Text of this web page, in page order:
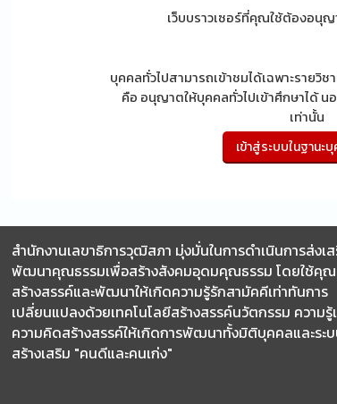
เว็บบราวเซอร์ที่คุณใช้ต้องอนุ
บุคคลทั่วไปสามารถเข้าชมได้เฉพาะรา
คือ อนุญาตให้บุคคลทั่วไปเข้าศึกษาได้
เท่านั้น
สำนักงานเลขาธิการวุฒิสภา มุ่งมั่นในการดำเนินการส่งเ
พัฒนาคุณธรรมเพื่อสร้างสังคมอุดมคุณธรรม โดยใช้คุณ
สร้างสรรค์และพัฒนาให้เกิดความรู้รักสามัคคีเท่าทันการ
เปลี่ยนแปลงด้วยเทคโนโลยีสร้างสรรค์นวัตกรรม ความรู้
ความคิดสร้างสรรค์ให้เกิดการพัฒนาทั้งมิติบุคคลและระ
สร้างเสริม "คนดีและคนเก่ง"